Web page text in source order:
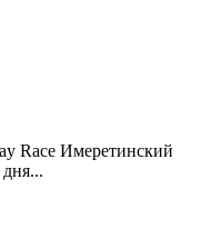
Race Имеретинский